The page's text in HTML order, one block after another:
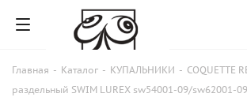
Главная - Каталог - КУПАЛЬНИКИ - COQUETTE
раздельный SWIM LUREX sw54001-09/sw62001-